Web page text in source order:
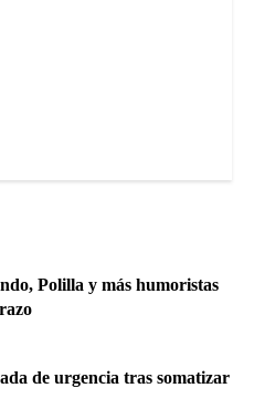
Polilla y más humoristas
de urgencia tras somatizar